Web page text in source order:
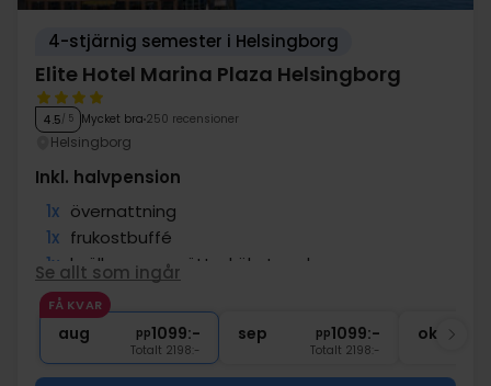
4-stjärnig semester i Helsingborg
Elite Hotel Marina Plaza Helsingborg
4.5/ 5 Mycket bra 250 recensioner
Helsingborg
Inkl. halvpension
1x övernattning
1x frukostbuffé
1x kvällens varmrätt - kökets val
1x kaffe och te
∞ Gratis internet
Se allt som ingår
FÅ KVAR
aug pp1099:-
Totalt 2198:-
sep pp1099:-
Totalt 2198:-
okt